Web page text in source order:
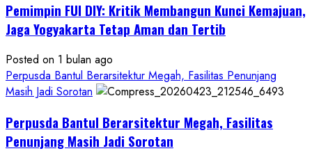
KDMP
Rp1,6
Diduga
Hanya
Separuhnya
Cair
ke
Pemimpin FUI DIY: Kritik Membangun Kunci Kemajuan,
Jaga Yogyakarta Tetap Aman dan Tertib
Posted on 1 bulan ago
Perpusda Bantul Berarsitektur Megah, Fasilitas Penunjang
Masih Jadi Sorotan
Perpusda Bantul Berarsitektur Megah, Fasilitas
Penunjang Masih Jadi Sorotan